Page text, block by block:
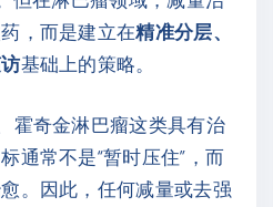
，而是建立在精准分层、
基础上的策略。
霍奇金淋巴瘤这类具有治
通常不是“暂时压住”，而
。因此，任何减量或去强